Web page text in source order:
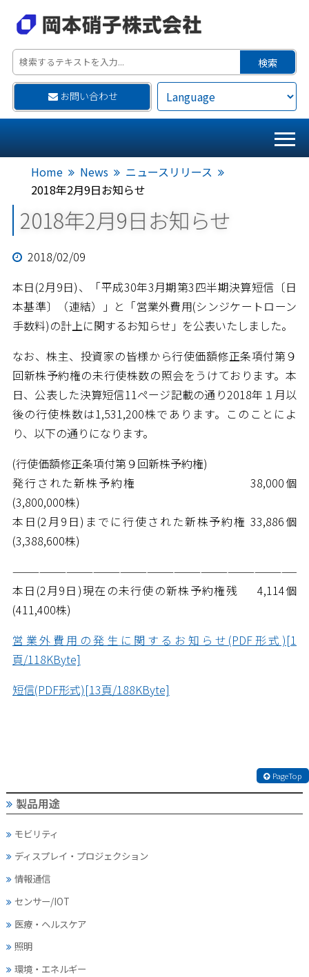
お問い合わせ
Home News
ニュースリリース
2018年2月9日お知らせ
2018年2月9日お知らせ
2018/02/09
本日(2月9日)、「平成30年3月期第3四半期決算短信〔日
本基準〕（連結）」と「営業外費用(シンジケートローン
手数料)の計上に関するお知らせ」を公表いたしました。
なお、株主、投資家の皆様から行使価額修正条項付第９
回新株予約権の未行使株数の照会をうけております。本
日、公表した決算短信11ページ記載の通り2018年１月以
後の行使株数は1,531,200株であります。このことによ
り、以下の通りになります。
(行使価額修正条項付第９回新株予約権)
発行された新株予約権 38,000個
(3,800,000株)
本日(2月9日)までに行使された新株予約権 33,886個
(3,388,600株)
本日(2月9日)現在の未行使の新株予約権残 4,114個
(411,400株)
営業外費用の発生に関するお知らせ(PDF形式)[1
頁/118KByte]
短信(PDF形式)[13頁/188KByte]
PageTop
製品用途
モビリティ
ディスプレイ・ プロジェクション
情報通信
センサー/IOT
医療・ヘルスケア
照明
環境・エネルギー